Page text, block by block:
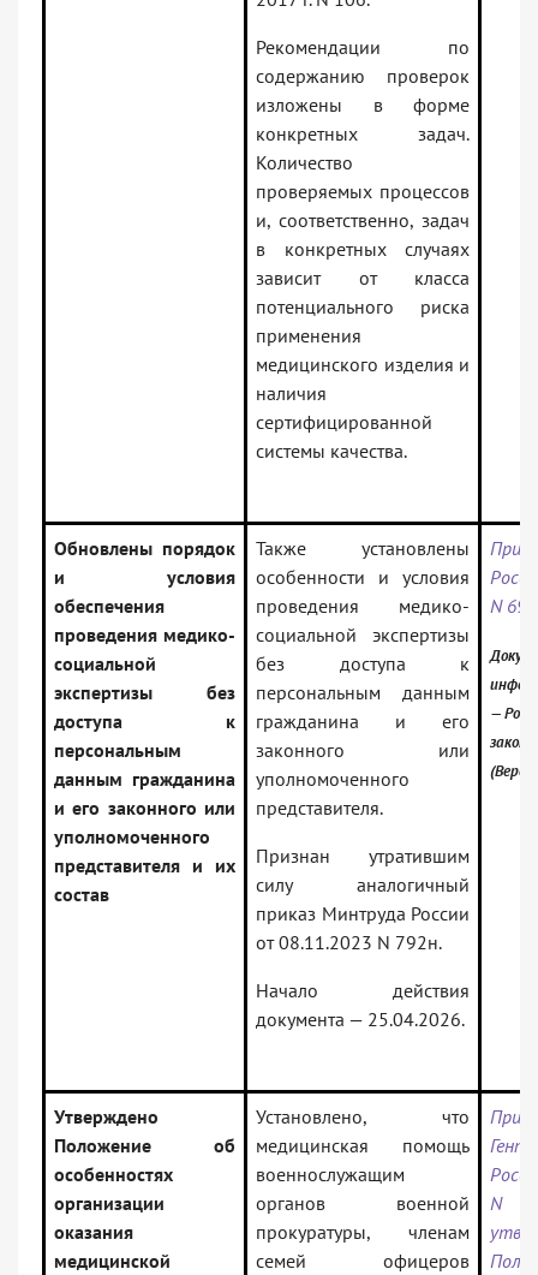
Рекомендации по
содержанию проверок
изложены в форме
конкретных задач.
Количество
проверяемых процессов
и, соответственно, задач
в конкретных случаях
зависит от класса
потенциального риска
применения
медицинского изделия и
наличия
сертифицированной
системы качества.
Обновлены порядок
и условия
обеспечения
проведения медико-
социальной
экспертизы без
доступа к
персональным
данным гражданина
и его законного или
уполномоченного
представителя и их
состав
Также установлены
особенности и условия
проведения медико-
социальной экспертизы
без доступа к
персональным данным
гражданина и его
законного или
уполномоченного
представителя.
Признан утратившим
силу аналогичный
приказ Минтруда России
от 08.11.2023 N 792н.
Начало действия
документа — 25.04.2026.
N
—
Утверждено
Положение об
особенностях
организации
оказания
медицинской
Установлено, что
медицинская помощь
военнослужащим
органов военной
прокуратуры, членам
семей офицеров
N